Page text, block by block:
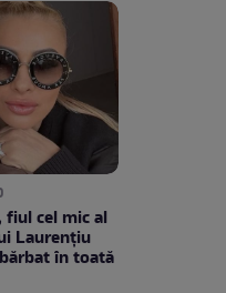
fiul cel mic al
Laurențiu
în toată